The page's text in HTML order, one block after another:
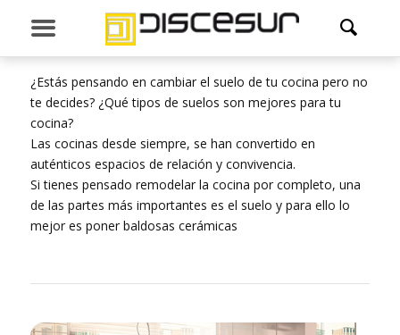
SUELOS DE COCINA
¿Estás pensando en cambiar el suelo de tu cocina pero no
te decides? ¿Qué tipos de suelos son mejores para tu
cocina?
Las cocinas desde siempre, se han convertido en
auténticos espacios de relación y convivencia.
Si tienes pensado remodelar la cocina por completo, una
de las partes más importantes es el suelo y para ello lo
mejor es poner baldosas cerámicas